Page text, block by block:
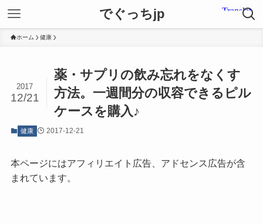
でぐっちjp
ホーム 健康
薬・サプリの飲み忘れをなくす
方法。一週間分の収容できるピル
ケースを購入♪
2017
12/21
健康 2017-12-21
本ページにはアフィリエイト広告、アドセンス広告が含
まれています。